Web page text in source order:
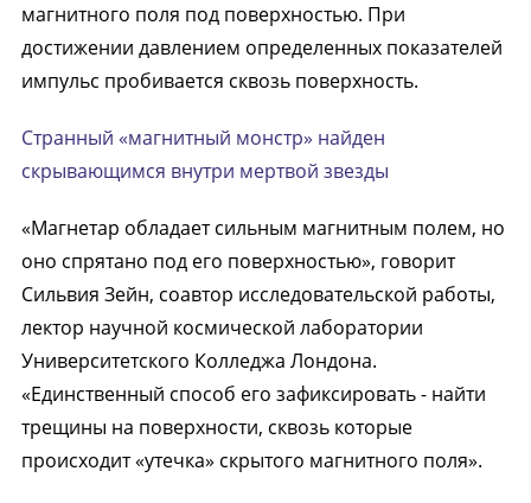
магнитного поля под поверхностью. При
достижении давлением определенных показателей
импульс пробивается сквозь поверхность.
Странный «магнитный монстр» найден
скрывающимся внутри мертвой звезды
«Магнетар обладает сильным магнитным полем, но
оно спрятано под его поверхностью», говорит
Сильвия Зейн, соавтор исследовательской работы,
лектор научной космической лаборатории
Университетского Колледжа Лондона.
«Единственный способ его зафиксировать - найти
трещины на поверхности, сквозь которые
происходит «утечка» скрытого магнитного поля».